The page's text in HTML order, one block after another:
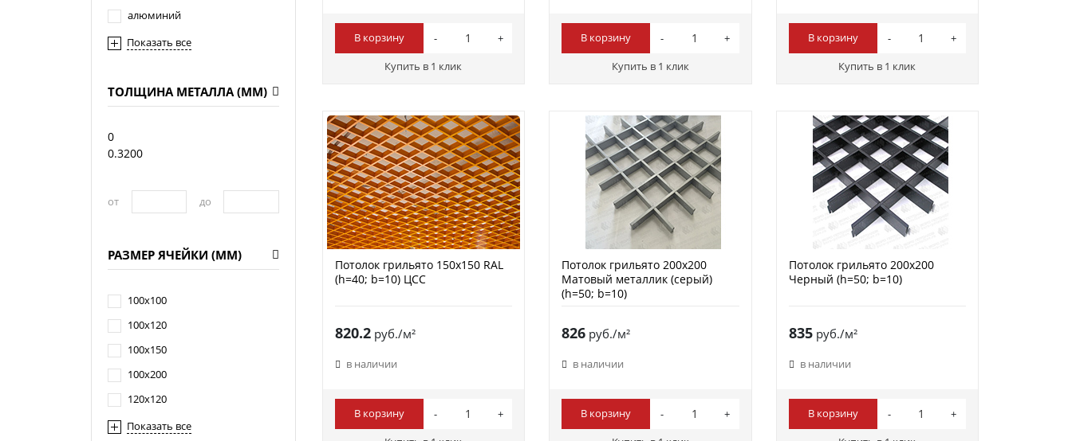
алюминий
Показать все
ТОЛЩИНА МЕТАЛЛА (ММ)
0
0.3200
от до
РАЗМЕР ЯЧЕЙКИ (ММ)
100х100
100х120
100х150
100х200
120х120
Показать все
В корзину
Купить в 1 клик
В корзину
Купить в 1 клик
В корзину
Купить в 1 клик
Потолок грильято 150х150 RAL
(h=40; b=10) ЦСС
820.2руб./м²
в наличии
В корзину
Потолок грильято 200х200
Матовый металлик (серый)
(h=50; b=10)
826 руб./м²
в наличии
В корзину
Потолок грильято 200х200
Черный (h=50; b=10)
835руб./м²
в наличии
В корзину